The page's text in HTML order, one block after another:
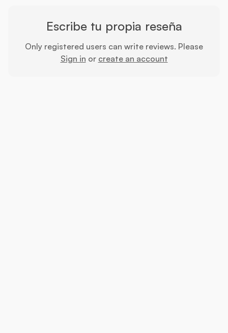
Escribe tu propia reseña
Only registered users can write reviews. Please
Sign in or create an account